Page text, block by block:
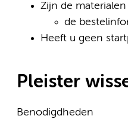
Zijn de
de
Heeft u geen
Pleister
Benodigdheden